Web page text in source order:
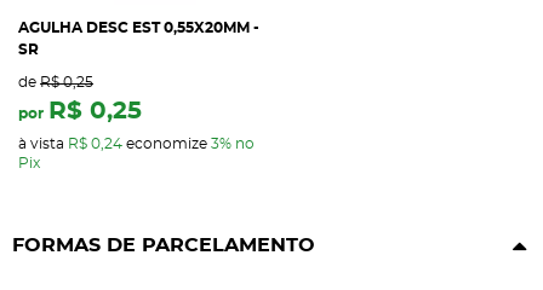
AGULHA DESC EST 0,55X20MM -
SR
de R$ 0,25
por R$ 0,25
à vista R$ 0,24 economize 3% no
Pix
FORMAS DE PARCELAMENTO